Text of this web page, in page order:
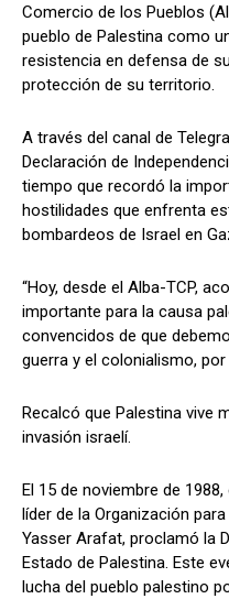
Comercio de los Pueblos
pueblo de Palestina como
resistencia en defensa de
protección de su territorio.
A través del canal de
Declaración de
tiempo que recordó la
hostilidades que enfrenta
bombardeos de Israel en
“Hoy, desde el Alba-TCP,
importante para la causa
convencidos de que
guerra y el colonialismo,
Recalcó que Palestina vive
invasión israelí.
El 15 de noviembre de
líder de la Organización
Yasser Arafat, proclamó la
Estado de Palestina. Este
lucha del pueblo palestino